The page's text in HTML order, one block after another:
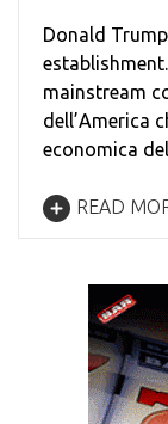
Donald
mainstream
dell’America
economica
READ